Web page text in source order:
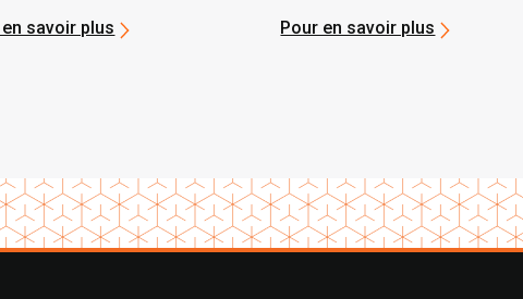
savoir plus
maximales
Pour en savoir plus